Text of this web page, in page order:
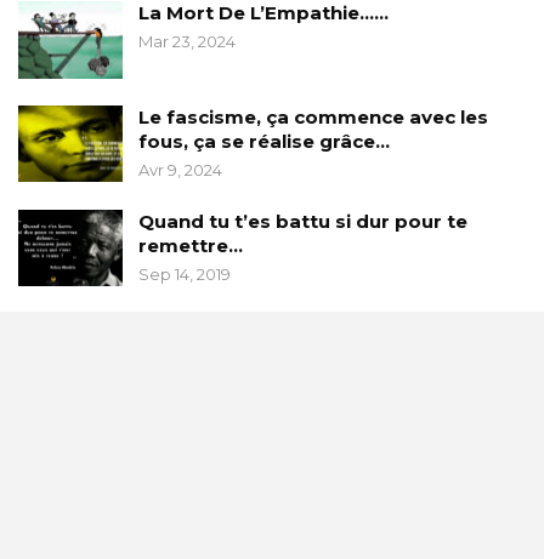
La Mort De L’Empathie……
Mar 23, 2024
Le fascisme, ça commence avec les
fous, ça se réalise grâce…
Avr 9, 2024
Quand tu t’es battu si dur pour te
remettre…
Sep 14, 2019